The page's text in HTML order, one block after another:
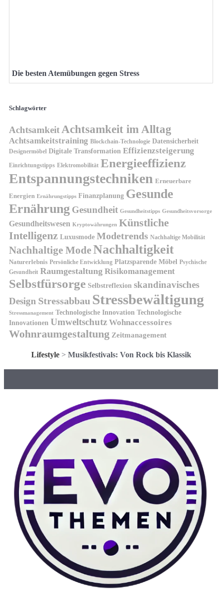
Die besten Atemübungen gegen Stress
Schlagwörter
AchtsamkeitAchtsamkeit im Alltag
Achtsamkeitstraining Blockchain-Technologie Datensicherheit
Designermöbel Digitale Transformation Effizienzsteigerung
Einrichtungstipps Elektromobilität Energieeffizienz
Entspannungstechniken Erneuerbare
Energien Ernährungstipps Finanzplanung Gesunde
Ernährung Gesundheit Gesundheitstipps Gesundheitsvorsorge
Gesundheitswesen Kryptowährungen Künstliche
Intelligenz Luxusmode Modetrends Nachhaltige Mobilität
Nachhaltige ModeNachhaltigkeit
Naturerlebnis Persönliche Entwicklung Platzsparende Möbel Psychische
Gesundheit Raumgestaltung Risikomanagement
Selbstfürsorge Selbstreflexion skandinavisches
Design Stressabbau Stressbewältigung
Stressmanagement Technologische Innovation Technologische
Innovationen Umweltschutz Wohnaccessoires
Wohnraumgestaltung Zeitmanagement
Lifestyle> Musikfestivals: Von Rock bis Klassik